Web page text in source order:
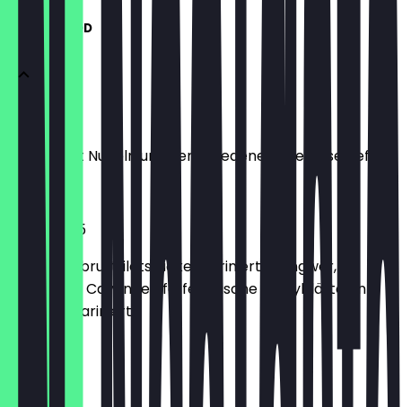
FUSION FOOD
Spring Roll
1 Stück, mit Nudeln und verschiedenem Gemüse gefüllt
€ 6,90
Chicken 65
Hähnchenbrustfiletstücke mariniert im Ingwer,
Papricorni, Cayenne Pfeffer, frische Curryblätter in
Joghurt mariniert
€ 15,90
Gobhi 65